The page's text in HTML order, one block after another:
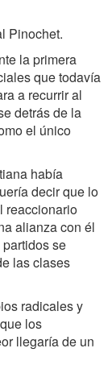
Pinochet.
la primera
que todavía
a recurrir al
detrás de la
el único
había
decir que lo
reaccionario
alianza con él
se
las clases
radicales y
los
llegaría de un